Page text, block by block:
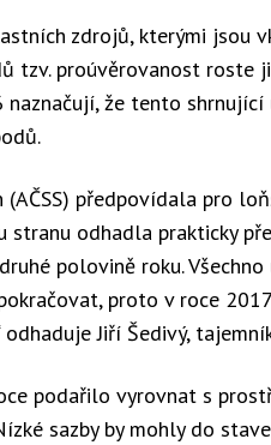
zdrojů, kterými jsou
tzv. proúvěrovanost roste
naznačují, že tento
předpovídala pro
stranu odhadla prakticky
polovině roku.
proto v roce
Jiří Šedivý,
podařilo vyrovnat s
sazby by mohly do